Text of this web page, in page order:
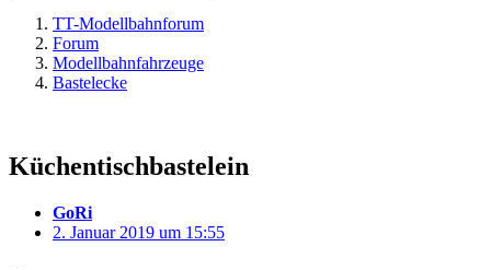
TT-Modellbahnforum
Forum
Modellbahnfahrzeuge
Bastelecke
Küchentischbastelein
GoRi
2. Januar 2019 um 15:55